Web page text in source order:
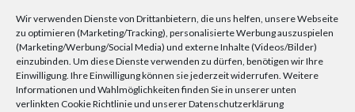
Wir verwenden Dienste von Drittanbietern, die uns helfen, unsere Webseite
zu optimieren (Marketing/Tracking), personalisierte Werbung auszuspielen
(Marketing/Werbung/Social Media) und externe Inhalte (Videos/Bilder)
einzubinden. Um diese Dienste verwenden zu dürfen, benötigen wir Ihre
Einwilligung. Ihre Einwilligung können sie jederzeit widerrufen. Weitere
Informationen und Wahlmöglichkeiten finden Sie in unserer unten
verlinkten Cookie Richtlinie und unserer Datenschutzerklärung
Farbeffekte.Gartenstecker mit metallischen Flächen oder aus Glas
fangen Sonnenstrahlenein und reflektieren farbenfroh. Mit solchen
Elementen beleben Sie stille Winkel des Gartens. Sie können
Gartenstecker aber auch punktuell dazu benutzen, Vögel freundlich von
bestimmten Landeplätzen abzuhalten, etwa frisch ausgepflanzten
Blumen: Bis die Tiere sich an die Windmühle oder den glänzenden
Stecker gewöhnt haben, haben die Pflanzen ein paar Tage Zeit zum